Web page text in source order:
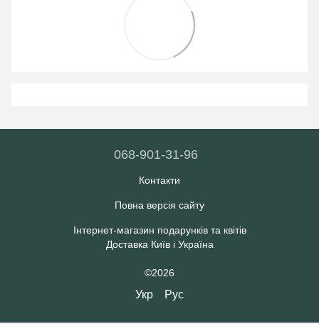
068-901-31-96
Контакти
Повна версія сайту
Інтернет-магазин подарунків та квітів
Доставка Київ і Україна
©2026
Укр Рус